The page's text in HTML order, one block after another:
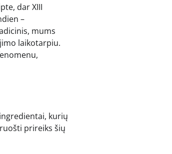
dar XIII
–
mums
laikotarpiu.
kurių
prireiks šių